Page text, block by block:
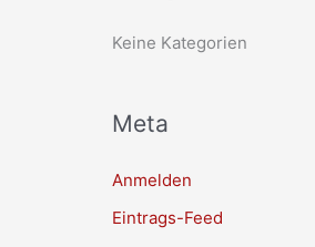
h
Keine Kategorien
Meta
Anmelden
Eintrags-Feed